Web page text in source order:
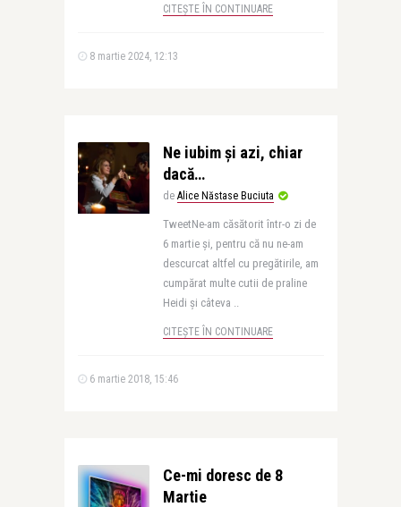
CITEȘTE ÎN CONTINUARE
8 martie 2024, 12:13
Ne iubim și azi, chiar
dacă…
de Alice Năstase Buciuta
TweetNe-am căsătorit într-o zi de
6 martie și, pentru că nu ne-am
descurcat altfel cu pregătirile, am
cumpărat multe cutii de praline
Heidi și câteva ..
CITEȘTE ÎN CONTINUARE
6 martie 2018, 15:46
Ce-mi doresc de 8
Martie